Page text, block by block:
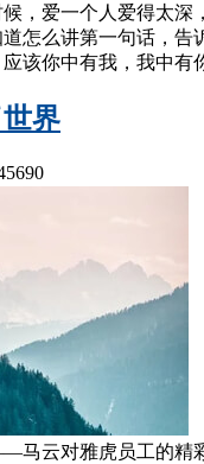
候，爱一个人爱得太
怎么讲第一句话，
该你中有我，我中
界
0
云对雅虎员工的精